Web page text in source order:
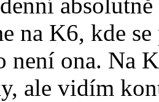
na K6, kde
není ona. Na
ale vidím